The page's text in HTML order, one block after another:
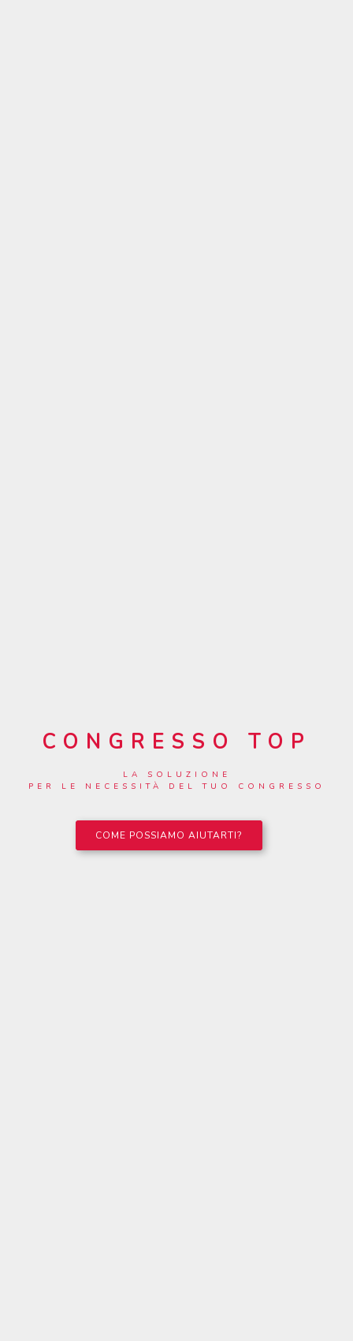
CONGRESSO TOP
LA SOLUZIONE
PER LE NECESSITÀ DEL TUO CONGRESSO
COME POSSIAMO AIUTARTI?